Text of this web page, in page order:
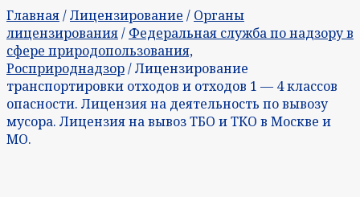
Главная/Лицензирование / Органы
лицензирования/ Федеральная служба по надзору в
сфере природопользования,
Росприроднадзор/ Лицензирование
транспортировки отходов и отходов 1 — 4 классов
опасности. Лицензия на деятельность по вывозу
мусора. Лицензия на вывоз ТБО и ТКО в Москве и
МО.